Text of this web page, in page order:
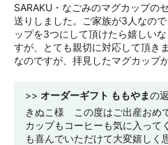
SARAKU・なごみのマグカップの
送りしました。ご家族が3人なの
ップを3つにして頂けたら嬉しい
すが、とても親切に対応して頂き
なのですが、拝見したマグカップ
>> オーダーギフト ももやまの
きぬこ様 この度はご出産おめ
カップもコーヒーも気に入って
も喜んでいただけて大変嬉しく